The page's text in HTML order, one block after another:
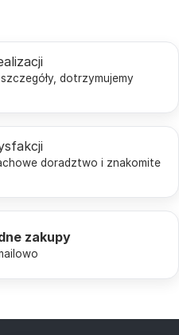
dotrzymujemy
doradztwo i znakomite
zakupy